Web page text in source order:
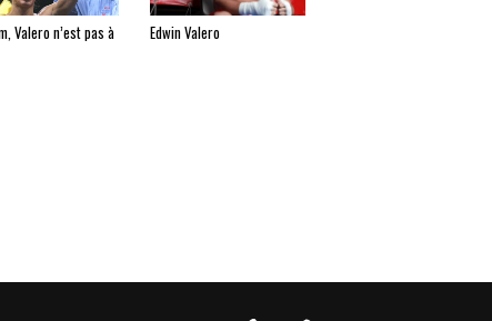
Valero n’est pas à
Edwin Valero